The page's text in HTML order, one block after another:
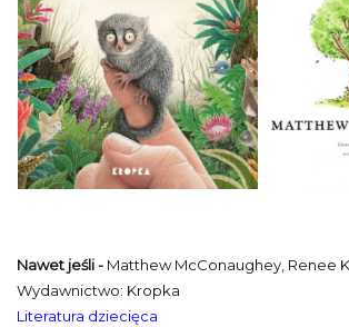
Nawet jeśli - Matthew McConaughey, Renee
Wydawnictwo: Kropka
Literatura dziecięca